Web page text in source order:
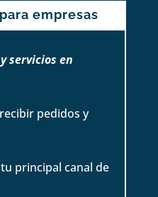
empresas
servicios en
pedidos y
principal canal de